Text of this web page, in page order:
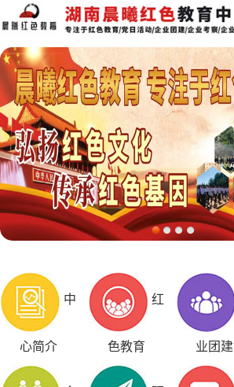
中
心简介
红
色教育 业团建